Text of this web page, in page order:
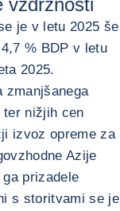
je v letu 2025 še
% BDP v letu
2025.
zmanjšanega
ter nižjih cen
izvoz opreme za
Azije
prizadele
s storitvami se je